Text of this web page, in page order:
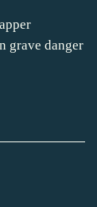
grave danger